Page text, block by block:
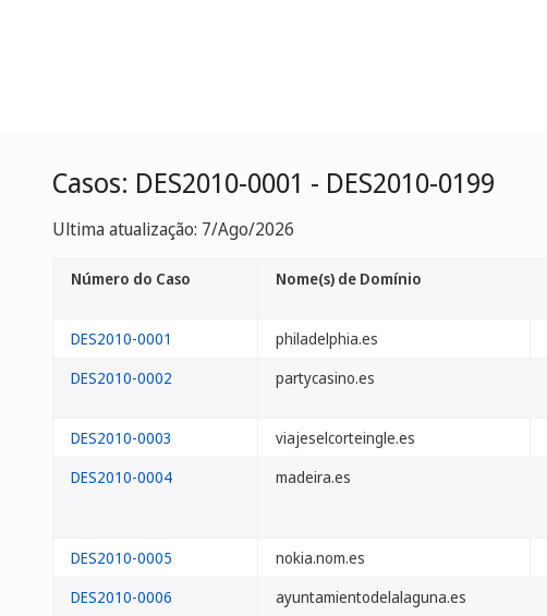
Casos: DES2010-0001 - DES2010-0199
Ultima atualização: 7/Ago/2026
Número do Caso Nome(s) de Domínio
DES2010-0001 philadelphia.es
DES2010-0002
partycasino.es
DES2010-0003 viajeselcorteingle.es
DES2010-0004
madeira.es
DES2010-0005 nokia.nom.es
DES2010-0006
ayuntamientodelalaguna.es